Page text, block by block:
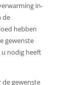
in-
de
hebben
gewenste
nodig heeft
de gewenste